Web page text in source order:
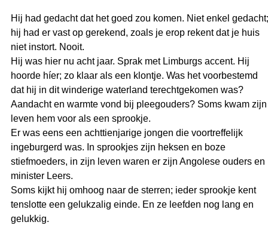
Hij had gedacht dat het goed zou komen. Niet enkel gedacht;
hij had er vast op gerekend, zoals je erop rekent dat je huis
niet instort. Nooit.
Hij was hier nu acht jaar. Sprak met Limburgs accent. Hij
hoorde híer; zo klaar als een klontje. Was het voorbestemd
dat hij in dit winderige waterland terechtgekomen was?
Aandacht en warmte vond bij pleegouders? Soms kwam zijn
leven hem voor als een sprookje.
Er was eens een achttienjarige jongen die voortreffelijk
ingeburgerd was. In sprookjes zijn heksen en boze
stiefmoeders, in zijn leven waren er zijn Angolese ouders en
minister Leers.
Soms kijkt hij omhoog naar de sterren; ieder sprookje kent
tenslotte een gelukzalig einde. En ze leefden nog lang en
gelukkig.